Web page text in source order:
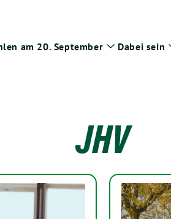
am 20. September Zeige
Dabei sein
JHV